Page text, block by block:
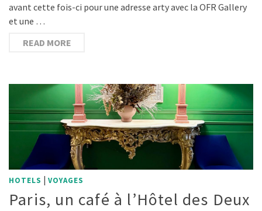
avant cette fois-ci pour une adresse arty avec la OFR Gallery
et une …
READ MORE
HOTELS | VOYAGES
Paris, un café à l’Hôtel des Deux